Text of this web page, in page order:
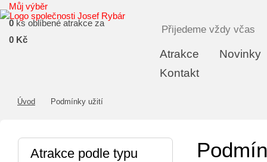
Atrakce
Novinky
Kontakt
Můj výběr
0 ks oblíbené atrakce za
0 Kč
Přijedeme vždy včas
Úvod Podmínky užití
Atrakce podle typu